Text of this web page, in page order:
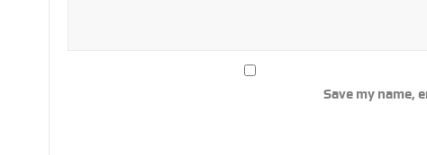
Save my name,